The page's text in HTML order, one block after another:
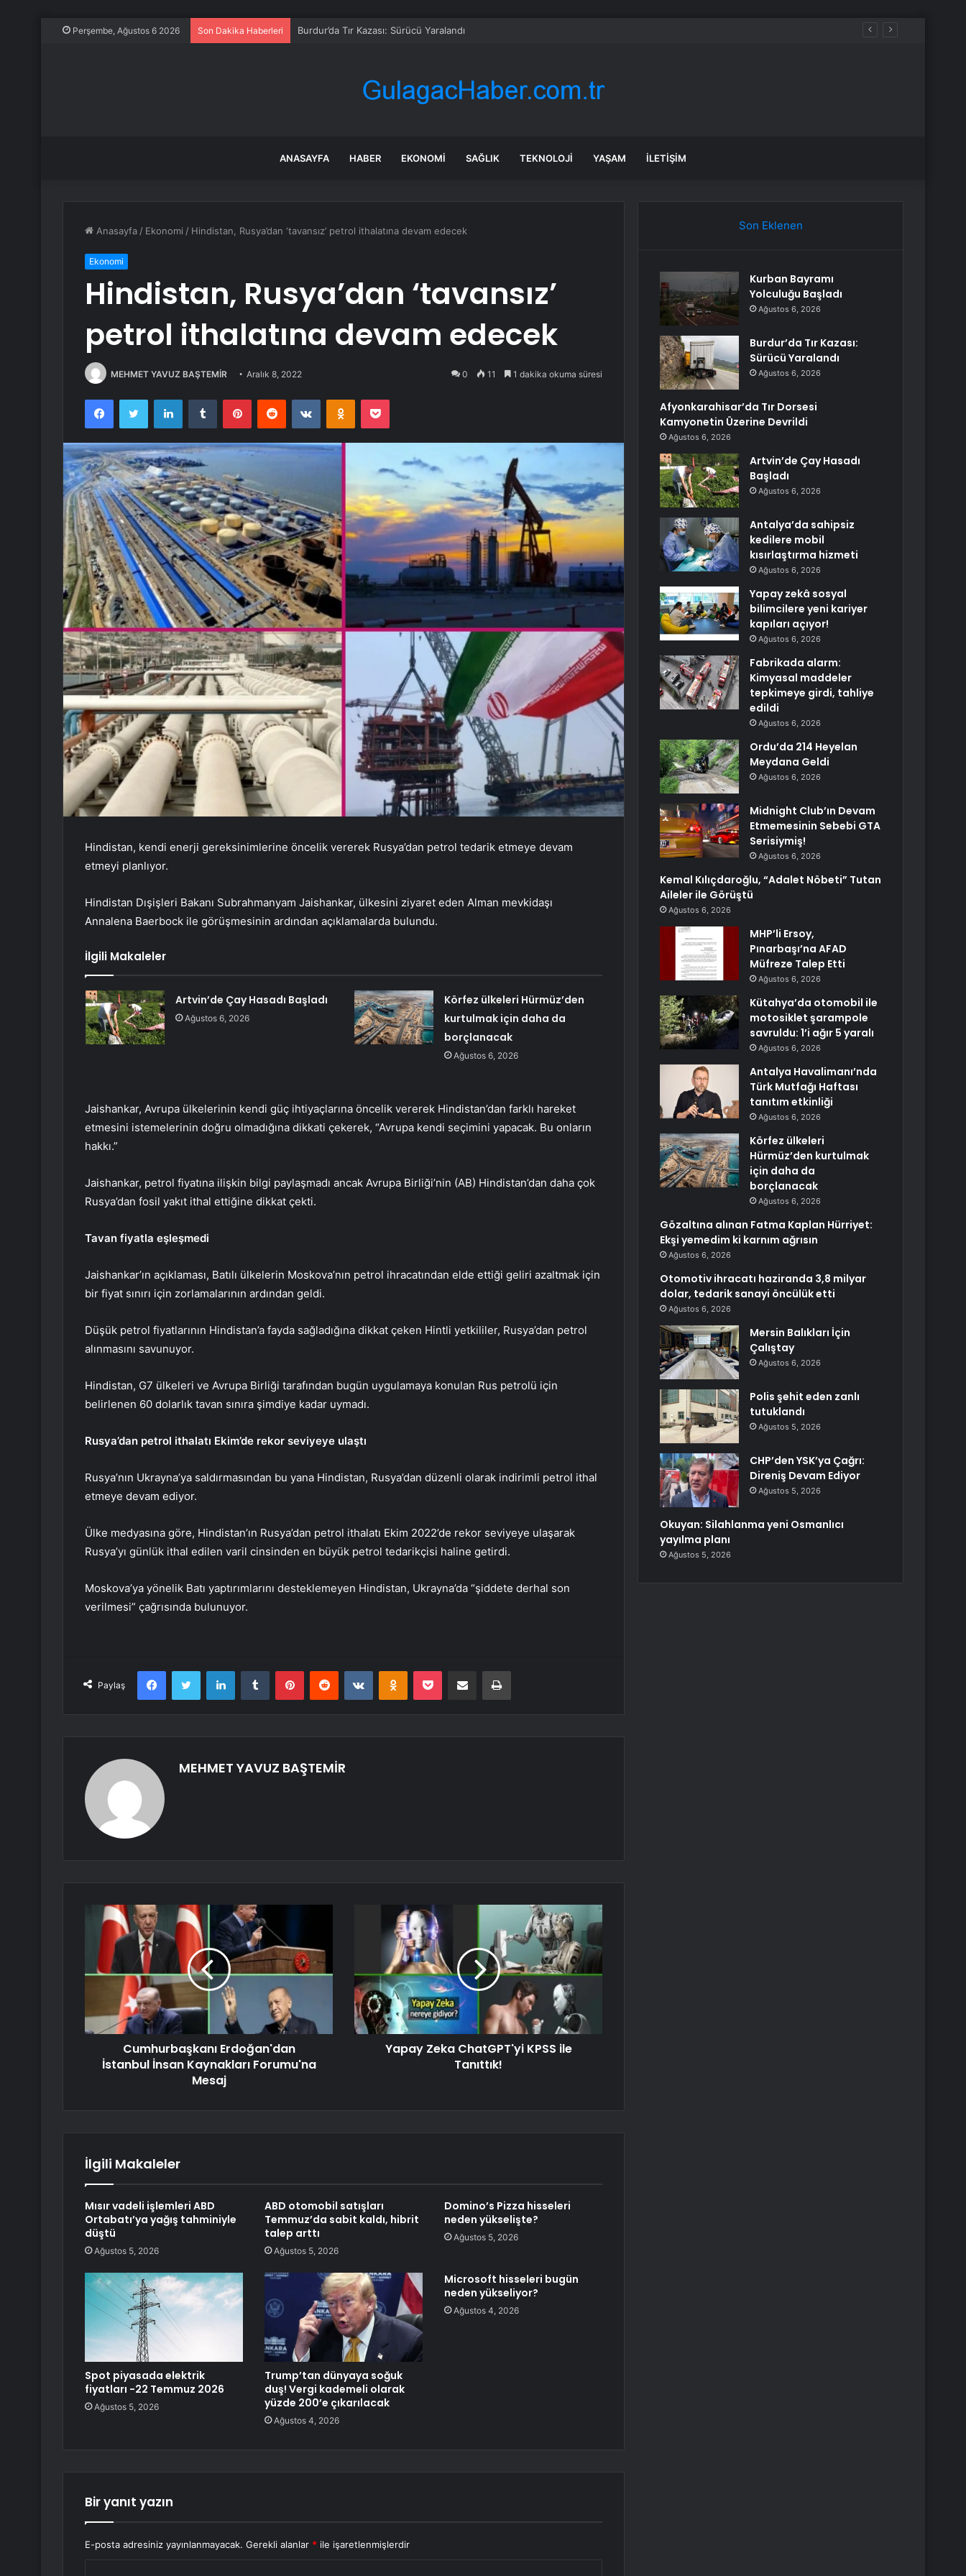
Perşembe, Ağustos 6 2026 Son Dakika Haberleri Burdur’da Tır Kazası: Sürücü Yaralandı
ANASAYFA HABER EKONOMI SAĞLIK TEKNOLOJI YAŞAM İLETIŞIM
Anasayfa / Ekonomi / Hindistan, Rusya’dan ‘tavansız’ petrol ithalatına devam edecek
Ekonomi
Hindistan, Rusya’dan ‘tavansız’
petrol ithalatına devam edecek
MEHMET YAVUZ BAŞTEMİR Aralık 8, 2022 0 11 1 dakika okuma süresi
FacebookTwitter LinkedInTumblr PinterestReddit VKontakteOdnoklassniki
Pocket
Hindistan, kendi enerji gereksinimlerine öncelik vererek Rusya’dan petrol tedarik etmeye devam
etmeyi planlıyor.
Hindistan Dışişleri Bakanı Subrahmanyam Jaishankar, ülkesini ziyaret eden Alman mevkidaşı
Annalena Baerbock ile görüşmesinin ardından açıklamalarda bulundu.
İlgili Makaleler
Artvin’de Çay Hasadı Başladı
Ağustos 6, 2026
Körfez ülkeleri Hürmüz’den
kurtulmak için daha da
borçlanacak
Ağustos 6, 2026
Jaishankar, Avrupa ülkelerinin kendi güç ihtiyaçlarına öncelik vererek Hindistan’dan farklı hareket
etmesini istemelerinin doğru olmadığına dikkati çekerek, “Avrupa kendi seçimini yapacak. Bu onların
hakkı.”
Jaishankar, petrol fiyatına ilişkin bilgi paylaşmadı ancak Avrupa Birliği’nin (AB) Hindistan’dan daha çok
Rusya’dan fosil yakıt ithal ettiğine dikkat çekti.
Tavan fiyatla eşleşmedi
Jaishankar’ın açıklaması, Batılı ülkelerin Moskova’nın petrol ihracatından elde ettiği geliri azaltmak için
bir fiyat sınırı için zorlamalarının ardından geldi.
Düşük petrol fiyatlarının Hindistan’a fayda sağladığına dikkat çeken Hintli yetkililer, Rusya’dan petrol
alınmasını savunuyor.
Hindistan, G7 ülkeleri ve Avrupa Birliği tarafından bugün uygulamaya konulan Rus petrolü için
belirlenen 60 dolarlık tavan sınıra şimdiye kadar uymadı.
Rusya’dan petrol ithalatı Ekim’de rekor seviyeye ulaştı
Rusya’nın Ukrayna’ya saldırmasından bu yana Hindistan, Rusya’dan düzenli olarak indirimli petrol ithal
etmeye devam ediyor.
Ülke medyasına göre, Hindistan’ın Rusya’dan petrol ithalatı Ekim 2022’de rekor seviyeye ulaşarak
Rusya’yı günlük ithal edilen varil cinsinden en büyük petrol tedarikçisi haline getirdi.
Moskova’ya yönelik Batı yaptırımlarını desteklemeyen Hindistan, Ukrayna’da “şiddete derhal son
verilmesi” çağrısında bulunuyor.
Paylaş
FacebookTwitter LinkedInTumblr PinterestReddit VKontakteOdnoklassniki
Pocket E-Posta ile paylaş Yazdır
MEHMET YAVUZ BAŞTEMİR
Cumhurbaşkanı Erdoğan'dan
İstanbul İnsan Kaynakları Forumu'na
Mesaj
Yapay Zeka ChatGPT'yi KPSS ile
Tanıttık!
İlgili Makaleler
Mısır vadeli işlemleri ABD
Ortabatı’ya yağış tahminiyle
düştü
Ağustos 5, 2026
ABD otomobil satışları
Temmuz’da sabit kaldı, hibrit
talep arttı
Ağustos 5, 2026
Domino’s Pizza hisseleri
neden yükselişte?
Ağustos 5, 2026
Spot piyasada elektrik
fiyatları -22 Temmuz 2026
Ağustos 5, 2026
Trump’tan dünyaya soğuk
duş! Vergi kademeli olarak
yüzde 200’e çıkarılacak
Ağustos 4, 2026
Microsoft hisseleri bugün
neden yükseliyor?
Ağustos 4, 2026
Bir yanıt yazın
E-posta adresiniz yayınlanmayacak. Gerekli alanlar * ile işaretlenmişlerdir
Son Eklenen
Kurban Bayramı
Yolculuğu Başladı
Ağustos 6, 2026
Burdur’da Tır Kazası:
Sürücü Yaralandı
Ağustos 6, 2026
Afyonkarahisar’da Tır Dorsesi
Kamyonetin Üzerine Devrildi
Ağustos 6, 2026
Artvin’de Çay Hasadı
Başladı
Ağustos 6, 2026
Antalya’da sahipsiz
kedilere mobil
kısırlaştırma hizmeti
Ağustos 6, 2026
Yapay zekâ sosyal
bilimcilere yeni kariyer
kapıları açıyor!
Ağustos 6, 2026
Fabrikada alarm:
Kimyasal maddeler
tepkimeye girdi, tahliye
edildi
Ağustos 6, 2026
Ordu’da 214 Heyelan
Meydana Geldi
Ağustos 6, 2026
Midnight Club’ın Devam
Etmemesinin Sebebi GTA
Serisiymiş!
Ağustos 6, 2026
Kemal Kılıçdaroğlu, “Adalet Nöbeti” Tutan
Aileler ile Görüştü
Ağustos 6, 2026
MHP’li Ersoy,
Pınarbaşı’na AFAD
Müfreze Talep Etti
Ağustos 6, 2026
Kütahya’da otomobil ile
motosiklet şarampole
savruldu: 1’i ağır 5 yaralı
Ağustos 6, 2026
Antalya Havalimanı’nda
Türk Mutfağı Haftası
tanıtım etkinliği
Ağustos 6, 2026
Körfez ülkeleri
Hürmüz’den kurtulmak
için daha da
borçlanacak
Ağustos 6, 2026
Gözaltına alınan Fatma Kaplan Hürriyet:
Ekşi yemedim ki karnım ağrısın
Ağustos 6, 2026
Otomotiv ihracatı haziranda 3,8 milyar
dolar, tedarik sanayi öncülük etti
Ağustos 6, 2026
Mersin Balıkları İçin
Çalıştay
Ağustos 6, 2026
Polis şehit eden zanlı
tutuklandı
Ağustos 5, 2026
CHP’den YSK’ya Çağrı:
Direniş Devam Ediyor
Ağustos 5, 2026
Okuyan: Silahlanma yeni Osmanlıcı
yayılma planı
Ağustos 5, 2026